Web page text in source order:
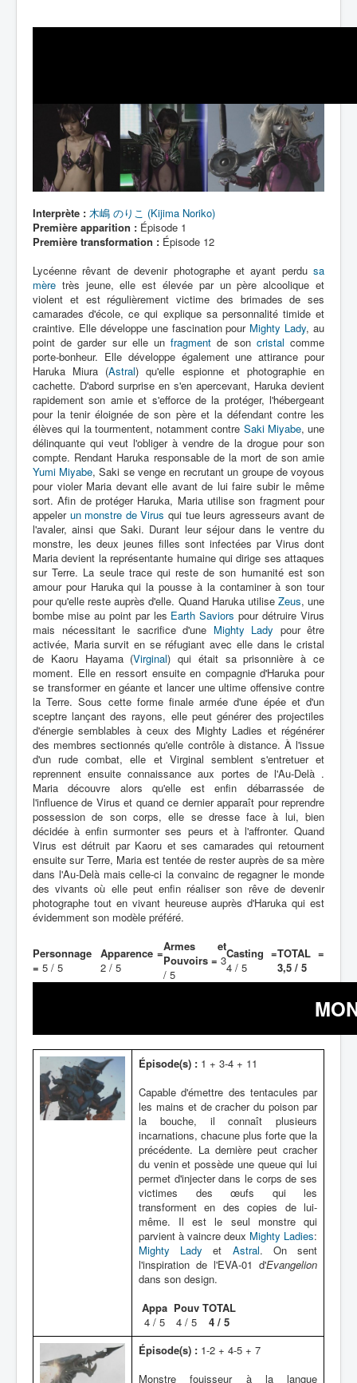
Interprète : 木嶋 のりこ (Kijima Noriko)
Première apparition : Épisode 1
Première transformation : Épisode 12
Lycéenne rêvant de devenir photographe et ayant perdu sa
mère très jeune, elle est élevée par un père alcoolique et
violent et est régulièrement victime des brimades de ses
camarades d'école, ce qui explique sa personnalité timide et
craintive. Elle développe une fascination pour Mighty Lady, au
point de garder sur elle unfragment de son cristal comme
porte-bonheur. Elle développe également une attirance pour
Haruka Miura (Astral) qu'elle espionne et photographie en
cachette. D'abord surprise en s'en apercevant, Haruka devient
rapidement son amie et s'efforce de la protéger, l'hébergeant
pour la tenir éloignée de son père et la défendant contre les
élèves qui la tourmentent, notamment contre Saki Miyabe, une
délinquante qui veut l'obliger à vendre de la drogue pour son
compte. Rendant Haruka responsable de la mort de son amie
Yumi Miyabe, Saki se venge en recrutant un groupe de voyous
pour violer Maria devant elle avant de lui faire subir le même
sort. Afin de protéger Haruka, Maria utilise son fragment pour
appeler un monstre de Virus qui tue leurs agresseurs avant de
l'avaler, ainsi que Saki. Durant leur séjour dans le ventre du
monstre, les deux jeunes filles sont infectées par Virus dont
Maria devient la représentante humaine qui dirige ses attaques
sur Terre. La seule trace qui reste de son humanité est son
amour pour Haruka qui la pousse à la contaminer à son tour
pour qu'elle reste auprès d'elle. Quand Haruka utilise Zeus, une
bombe mise au point par les Earth Saviors pour détruire Virus
mais nécessitant le sacrifice d'une Mighty Lady pour être
activée, Maria survit en se réfugiant avec elle dans le cristal
de Kaoru Hayama (Virginal) qui était sa prisonnière à ce
moment. Elle en ressort ensuite en compagnie d'Haruka pour
se transformer en géante et lancer une ultime offensive contre
la Terre. Sous cette forme finale armée d'une épée et d'un
sceptre lançant des rayons, elle peut générer des projectiles
d'énergie semblables à ceux des Mighty Ladies et régénérer
des membres sectionnés qu'elle contrôle à distance. À l'issue
d'un rude combat, elle et Virginal semblent s'entretuer et
reprennent ensuite connaissance aux portes de l'Au-Delà .
Maria découvre alors qu'elle est enfin débarrassée de
l'influence de Virus et quand ce dernier apparaît pour reprendre
possession de son corps, elle se dresse face à lui, bien
décidée à enfin surmonter ses peurs et à l'affronter. Quand
Virus est détruit par Kaoru et ses camarades qui retournent
ensuite sur Terre, Maria est tentée de rester auprès de sa mère
dans l'Au-Delà mais celle-ci la convainc de regagner le monde
des vivants où elle peut enfin réaliser son rêve de devenir
photographe tout en vivant heureuse auprès d'Haruka qui est
évidemment son modèle préféré.
Personnage
= 5 / 5
Apparence =
2 / 5
Armes et
Pouvoirs = 3
/ 5
Casting =
4 / 5
TOTAL =
3,5 / 5
Épisode(s) : 1 + 3-4 + 11
Capable d'émettre des tentacules par
les mains et de cracher du poison par
la bouche, il connaît plusieurs
incarnations, chacune plus forte que la
précédente. La dernière peut cracher
du venin et possède une queue qui lui
permet d'injecter dans le corps de ses
victimes des œufs qui les
transforment en des copies de lui-
même. Il est le seul monstre qui
parvient à vaincre deux Mighty Ladies:
Mighty Lady et Astral. On sent
l'inspiration de l'EVA-01 d'Evangelion
dans son design.
Appa
4 / 5
Pouv
4 / 5
TOTAL
4 / 5
Épisode(s) : 1-2 + 4-5 + 7
Monstre fouisseur à la langue